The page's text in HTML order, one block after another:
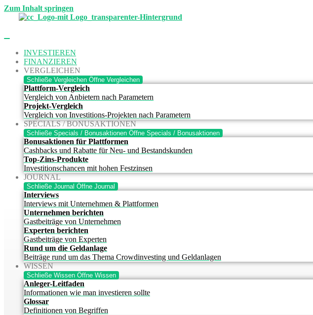
Zum Inhalt springen
INVESTIEREN
FINANZIEREN
VERGLEICHEN
Schließe Vergleichen Öffne Vergleichen
Plattform-Vergleich
Vergleich von Anbietern nach Parametern
Projekt-Vergleich
Vergleich von Investitions-Projekten nach Parametern
SPECIALS / BONUSAKTIONEN
Schließe Specials / Bonusaktionen Öffne Specials / Bonusaktionen
Bonusaktionen für Plattformen
Cashbacks und Rabatte für Neu- und Bestandskunden
Top-Zins-Produkte
Investitionschancen mit hohen Festzinsen
JOURNAL
Schließe Journal Öffne Journal
Interviews
Interviews mit Unternehmen & Plattformen
Unternehmen berichten
Gastbeiträge von Unternehmen
Experten berichten
Gastbeiträge von Experten
Rund um die Geldanlage
Beiträge rund um das Thema Crowdinvesting und Geldanlagen
WISSEN
Schließe Wissen Öffne Wissen
Anleger-Leitfaden
Informationen wie man investieren sollte
Glossar
Definitionen von Begriffen